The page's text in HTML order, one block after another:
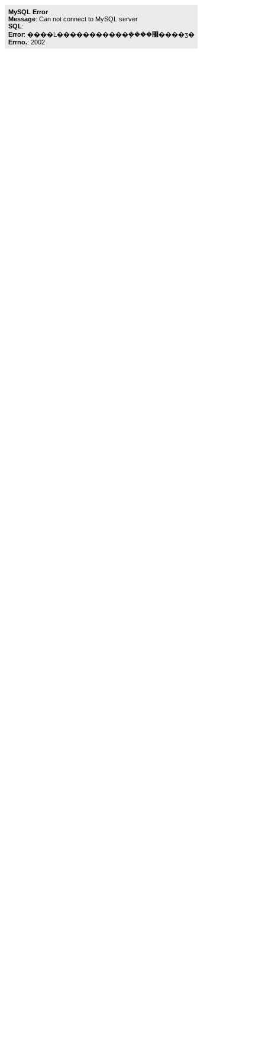
MySQL Error
Message: Can not connect to MySQL server
SQL:
Error
: ����Ŀ�����������ܾ����޷����ӡ�
Errno.: 2002